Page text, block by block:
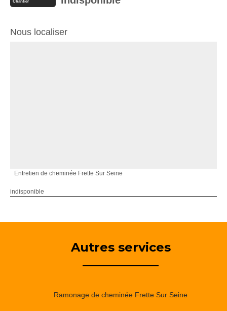
Chantier
Nous localiser
Entretien de cheminée Frette Sur Seine
indisponible
Autres services
Ramonage de cheminée Frette Sur Seine